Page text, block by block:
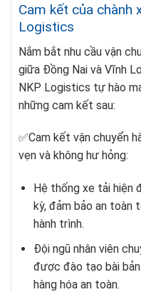
Cam kết của chành
Logistics
Nắm bắt nhu cầu vận
giữa Đồng Nai và Vĩnh
NKP Logistics tự hào
những cam kết sau:
✅Cam kết vận chuyển
vẹn và không hư hỏng:
Hệ thống xe tải hiện
kỳ, đảm bảo an toàn
hành trình.
Đội ngũ nhân viên
được đào tạo bài
hàng hóa an toàn.